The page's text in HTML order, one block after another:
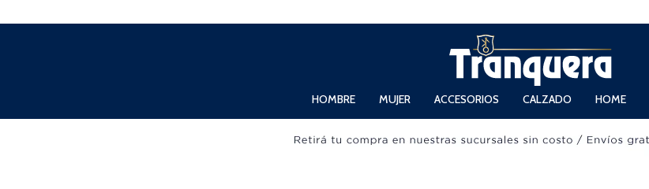
HOMBRE MUJER ACCESORIOS CALZADO HOME